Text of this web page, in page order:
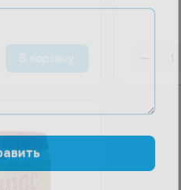
В корзину